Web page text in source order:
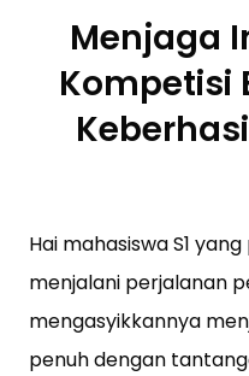
Menjaga
Kompetisi
Hai mahasiswa S1
menjalani perjalanan
mengasyikkannya
penuh dengan